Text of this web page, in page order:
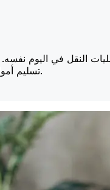
النقل في اليوم
تسليم أموالك بسرعة وموثوقية.